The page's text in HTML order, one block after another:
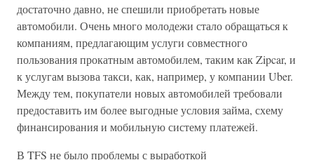
достаточно давно, не спешили приобретать новые
автомобили. Очень много молодежи стало обращаться к
компаниям, предлагающим услуги совместного
пользования прокатным автомобилем, таким как Zipcar, и
к услугам вызова такси, как, например, у компании Uber.
Между тем, покупатели новых автомобилей требовали
предоставить им более выгодные условия займа, схему
финансирования и мобильную систему платежей.
В TFS не было проблемы с выработкой